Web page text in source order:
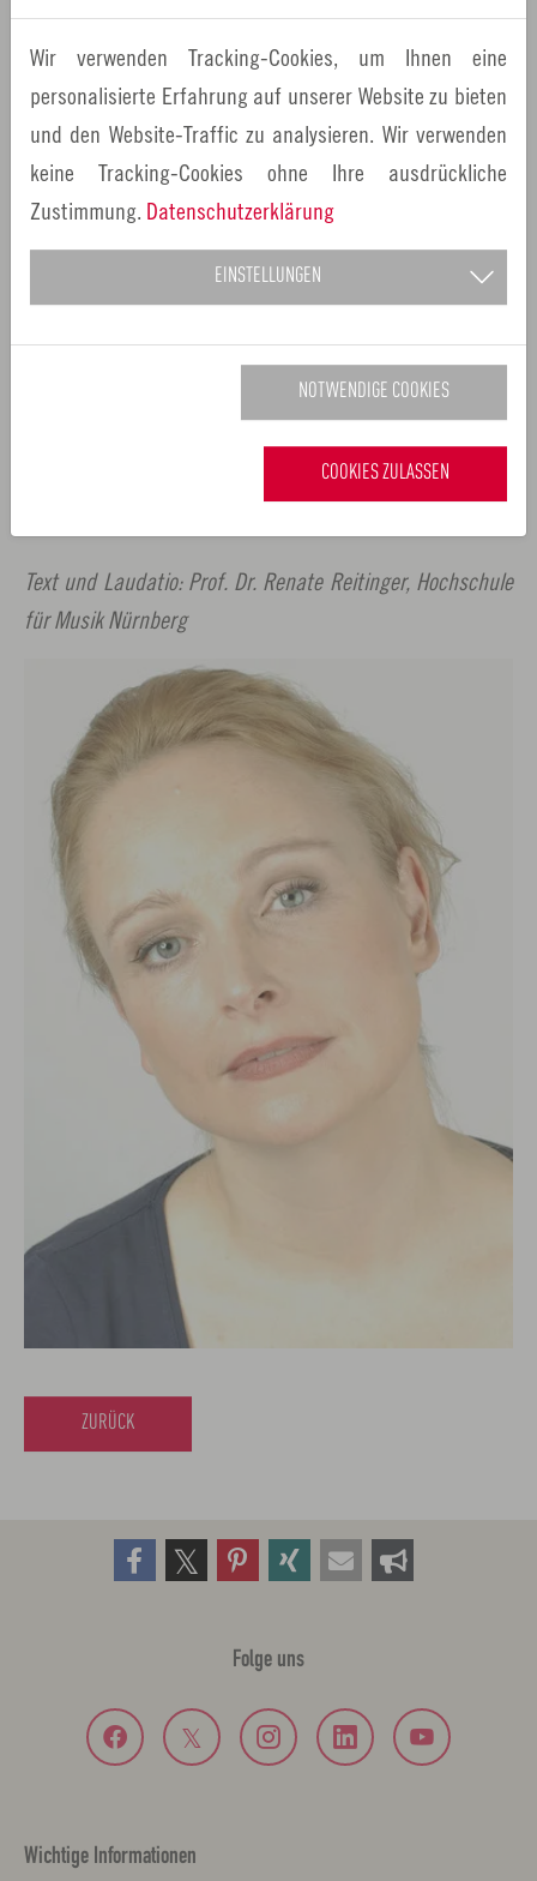
besonders am Herzen.
Bereits 1997 erhielt Monika Teepe den Kulturförderpreis
der Stadt Nürnberg, 2004 den Wolfram von Eschenbach-
Förderpreis für besondere kulturelle Leistungen. Mit dem
Titel „Künstlerin des Monats“ ehrt nun auch die
herausragende Musikerin und Kulturschaffende der
Region.
Weitere Informationen zur Künstlerin unterwww.monika-
Weitere Informationen zum Projekt „Künstler des Monats“
der Metropolregion Nürnberg gibt es auf unserer
Text und Laudatio:Prof. Dr. Renate Reitinger, Hochschule
für Musik Nürnberg
ZURÜCK
Folge uns
Wichtige Informationen
Wir verwenden Tracking-Cookies, um Ihnen eine
personalisierte Erfahrung auf unserer Website zu bieten
und den Website-Traffic zu analysieren. Wir verwenden
keine Tracking-Cookies ohne Ihre ausdrückliche
Zustimmung. Datenschutzerklärung
EINSTELLUNGEN
NOTWENDIGE COOKIES
COOKIES ZULASSEN